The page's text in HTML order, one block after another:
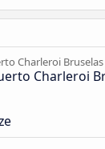
Charleroi Bruselas
Charleroi